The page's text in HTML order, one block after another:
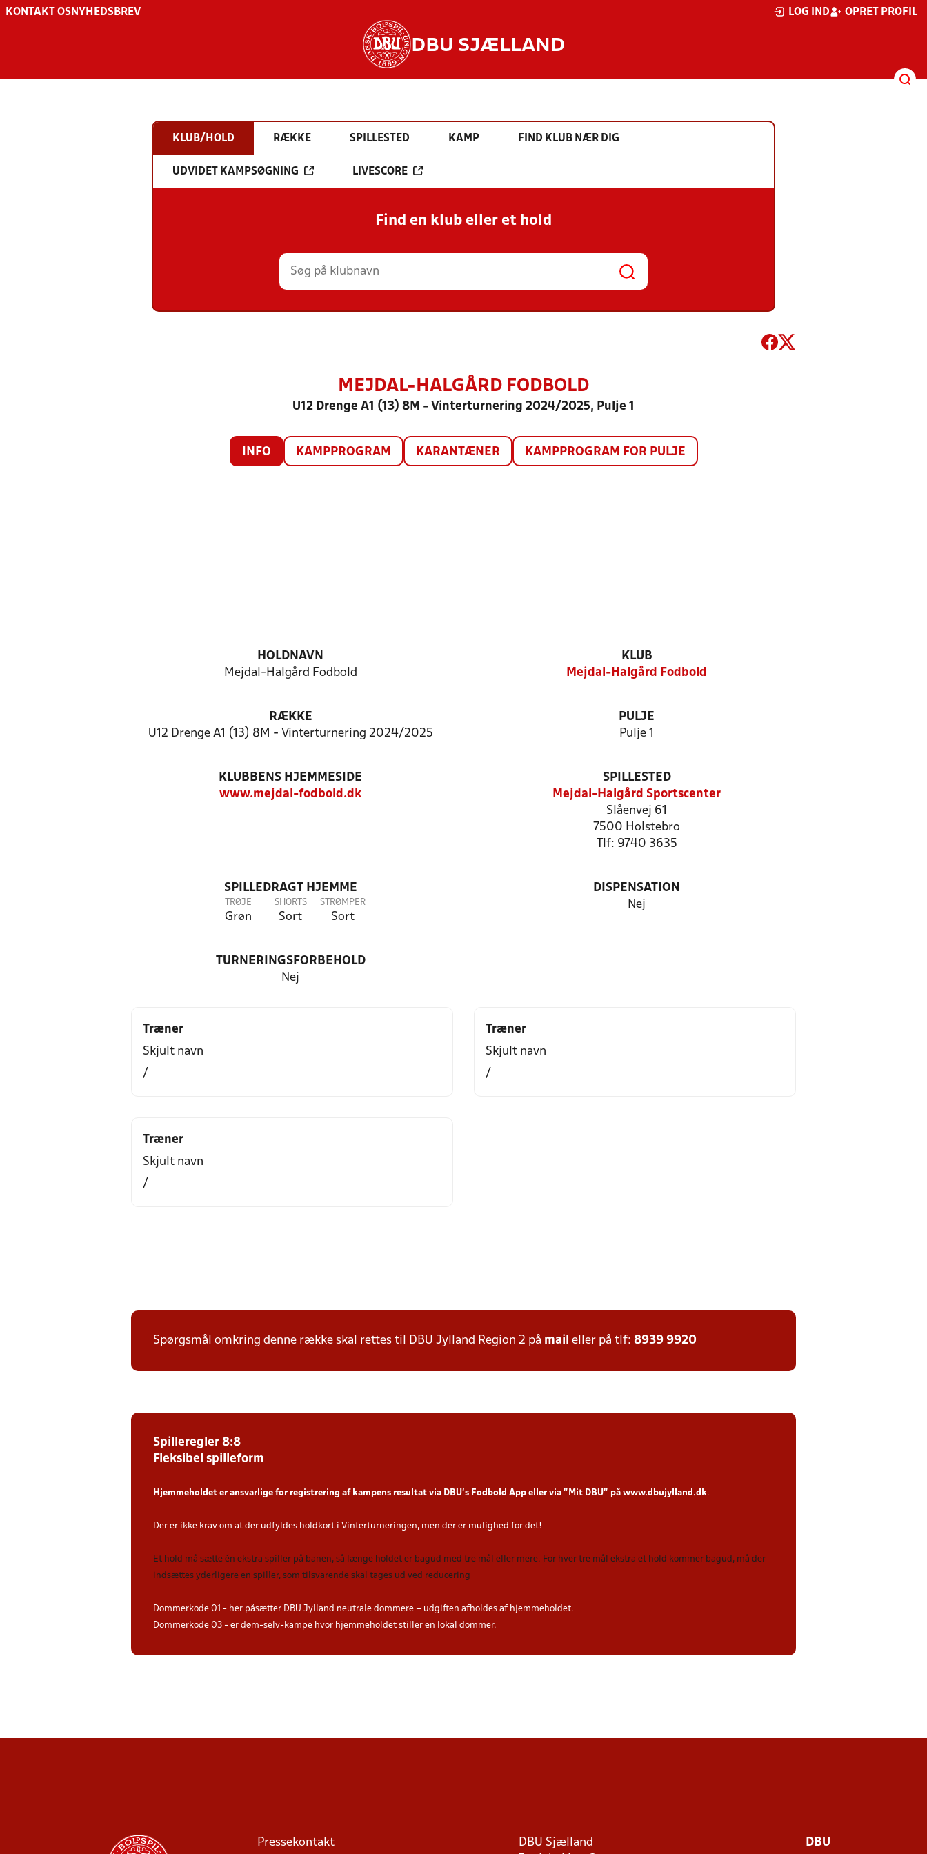
KONTAKT OS NYHEDSBREV LOG IND OPRET PROFIL
DBU SJÆLLAND
KLUB/HOLD RÆKKE SPILLESTED KAMP FIND KLUB NÆR DIG
UDVIDET KAMPSØGNING LIVESCORE
Find en klub eller et hold
MEJDAL-HALGÅRD FODBOLD
U12 Drenge A1 (13) 8M - Vinterturnering 2024/2025, Pulje 1
INFO KAMPPROGRAM KARANTÆNER KAMPPROGRAM FOR PULJE
HOLDNAVN
Mejdal-Halgård Fodbold
KLUB
Mejdal-Halgård Fodbold
RÆKKE
U12 Drenge A1 (13) 8M - Vinterturnering 2024/2025
PULJE
Pulje 1
KLUBBENS HJEMMESIDE
www.mejdal-fodbold.dk
SPILLESTED
Mejdal-Halgård Sportscenter
Slåenvej 61
7500 Holstebro
Tlf: 9740 3635
SPILLEDRAGT HJEMME
TRØJE
Grøn
SHORTS
Sort
STRØMPER
Sort
DISPENSATION
Nej
TURNERINGSFORBEHOLD
Nej
Træner
Skjult navn
/
Træner
Skjult navn
/
Træner
Skjult navn
/
Spørgsmål omkring denne række skal rettes til DBU Jylland Region 2 på mail eller på tlf: 8939 9920
Spilleregler 8:8
Fleksibel spilleform
Hjemmeholdet er ansvarlige for registrering af kampens resultat via DBU’s Fodbold App eller via ”Mit DBU” på www.dbujylland.dk.
Der er ikke krav om at der udfyldes holdkort i Vinterturneringen, men der er mulighed for det!
Et hold må sætte én ekstra spiller på banen, så længe holdet er bagud med tre mål eller mere. For hver tre mål ekstra et hold kommer bagud, må der
indsættes yderligere en spiller, som tilsvarende skal tages ud ved reducering
Dommerkode 01 - her påsætter DBU Jylland neutrale dommere – udgiften afholdes af hjemmeholdet.
Dommerkode 03 - er døm-selv-kampe hvor hjemmeholdet stiller en lokal dommer.
Pressekontakt
DBU Sjælland
DBU